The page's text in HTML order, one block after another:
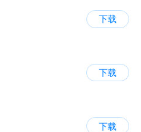
下载
下载
下载